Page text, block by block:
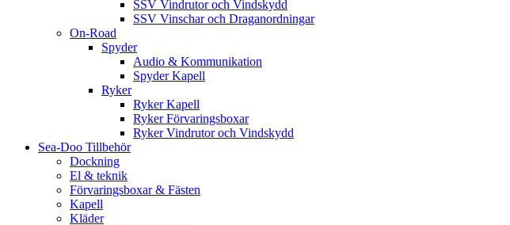
SSV Vindrutor och Vindskydd
SSV Vinschar och Draganordningar
On-Road
Spyder
Audio & Kommunikation
Spyder Kapell
Ryker
Ryker Kapell
Ryker Förvaringsboxar
Ryker Vindrutor och Vindskydd
Sea-Doo Tillbehör
Dockning
El & teknik
Förvaringsboxar & Fästen
Kapell
Kläder